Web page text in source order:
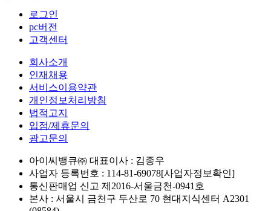
로그인
pc버전
고객센터
회사소개
인재채용
서비스이용약관
개인정보처리방침
법적고지
입점/제휴문의
광고문의
아이씨뱅큐㈜ 대표이사 : 김종우
사업자 등록번호 : 114-81-69078[사업자정보확인]
통신판매업 신고 제2016-서울금천-0941호
본사 : 서울시 금천구 두산로 70 현대지식센터 A2301